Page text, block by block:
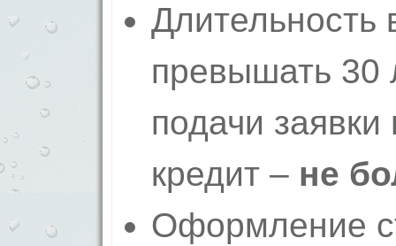
Длительность
превышать 30
подачи
кредит – не
Оформление